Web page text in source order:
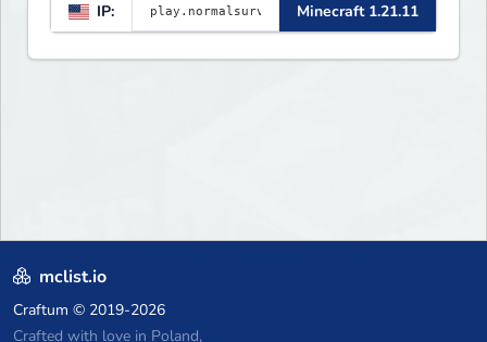
community. Enjoy weekly
updates, new features, and
endless adventures!
IP: Minecraft 1.21.11
mclist.io
Craftum © 2019-2026
Crafted with love in Poland,